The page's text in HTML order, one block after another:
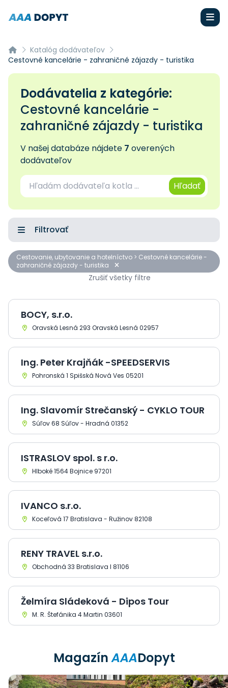
Katalóg dodávateľov
Cestovné kancelárie - zahraničné zájazdy - turistika
Dodávatelia z kategórie:
Cestovné kancelárie -
zahraničné zájazdy - turistika
V našej databáze nájdete 7 overených
dodávateľov
Hľadať
Filtrovať
Cestovanie, ubytovanie a hotelníctvo > Cestovné kancelárie -
zahraničné zájazdy - turistika
Zrušiť všetky filtre
BOCY, s.r.o.
Oravská Lesná 293 Oravská Lesná 02957
Ing. Peter Krajňák -SPEEDSERVIS
Pohronská 1 Spišská Nová Ves 05201
Ing. Slavomír Strečanský - CYKLO TOUR
Súľov 68 Súľov - Hradná 01352
ISTRASLOV spol. s r.o.
Hlboké 1564 Bojnice 97201
IVANCO s.r.o.
Koceľová 17 Bratislava - Ružinov 82108
RENY TRAVEL s.r.o.
Obchodná 33 Bratislava I 81106
Želmíra Sládeková - Dipos Tour
M. R. Štefánika 4 Martin 03601
MagazínAAADopyt